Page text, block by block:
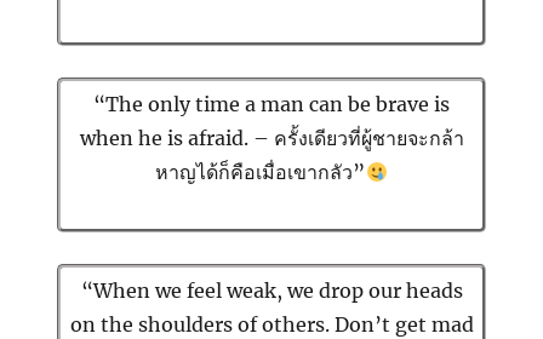
“The only time a man can be brave is
when he is afraid. – ครั้งเดียวที่ผู้ชายจะกล้า
หาญได้ก็คือเมื่อเขากลัว”
“When we feel weak, we drop our heads
on the shoulders of others. Don’t get mad